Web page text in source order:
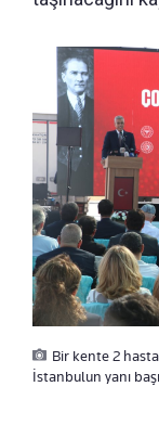
Bir kente 2
İstanbulun yanı